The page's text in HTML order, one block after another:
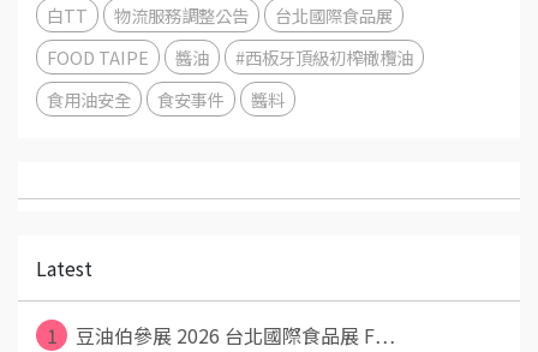
白TT
物流服務調整公告
台北國際食品展
FOOD TAIPE
醬油
#西板牙頂級初榨橄欖油
食用油安全
食安事件 醬料
Latest
1
豆油伯參展 2026 台北國際食品展 F⋯